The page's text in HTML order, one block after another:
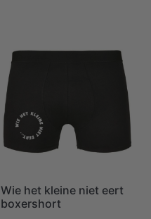
Wie het kleine niet eert
boxershort